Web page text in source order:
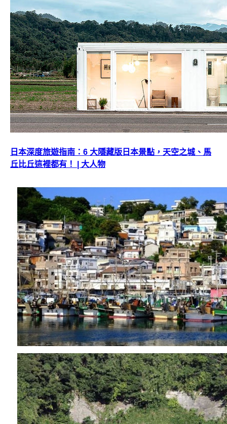
日本深度旅遊指南：6 大隱藏版日本景點，天空之城、馬
丘比丘這裡都有！ | 大人物